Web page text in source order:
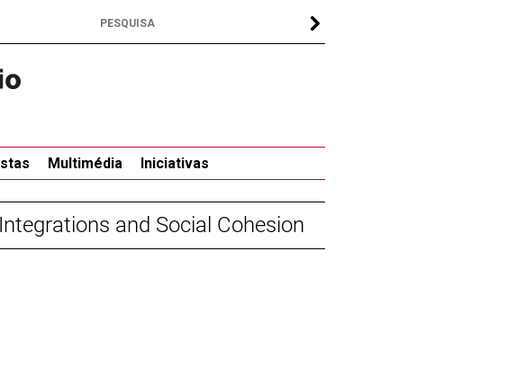
Multimédia Iniciativas
and Social Cohesion